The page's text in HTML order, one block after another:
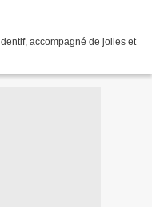
accompagné de jolies et